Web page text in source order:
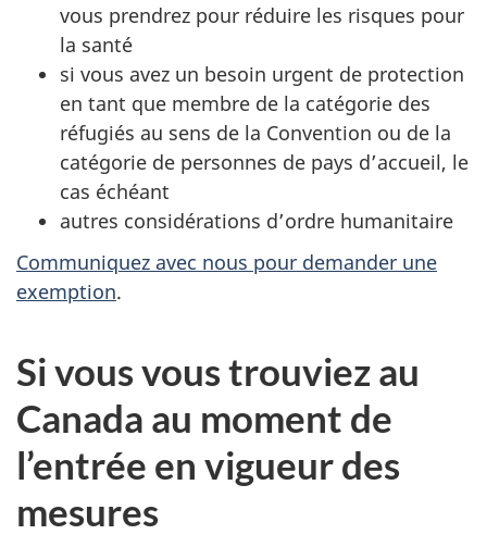
vous prendrez pour réduire les risques pour
la santé
si vous avez un besoin urgent de protection
en tant que membre de la catégorie des
réfugiés au sens de la Convention ou de la
catégorie de personnes de pays d’accueil, le
cas échéant
autres considérations d’ordre humanitaire
Communiquez avec nous pour demander une
exemption.
Si vous vous trouviez au
Canada au moment de
l’entrée en vigueur des
mesures